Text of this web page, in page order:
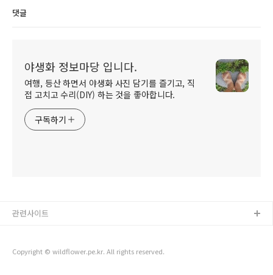
댓글
야생화 정보마당 입니다.
여행, 등산 하면서 야생화 사진 담기를 즐기고, 직
접 고치고 수리(DIY) 하는 것을 좋아합니다.
구독하기
Copyright © wildflower.pe.kr. All rights reserved.
관련사이트